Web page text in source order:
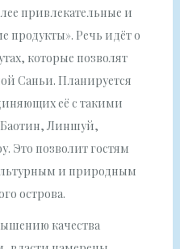
привлекательные и
продукты». Речь идёт о
которые позволят
Саньи. Планируется
её с такими
Линшуй,
Это позволит гостям
и природным
острова.
качества